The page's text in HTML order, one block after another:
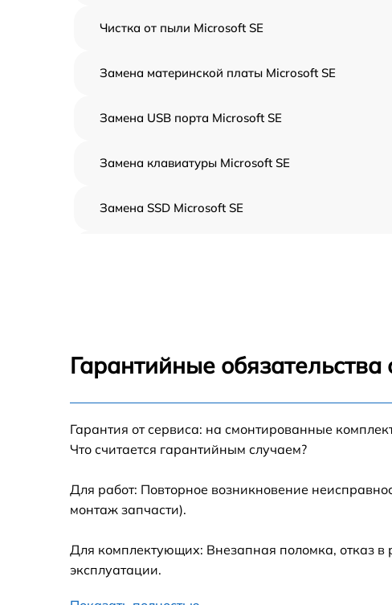
Чистка от пыли Microsoft SE
Замена материнской платы Microsoft SE
Замена USB порта Microsoft SE
Замена клавиатуры Microsoft SE
Замена SSD Microsoft SE
Замена системы охлаждения Microsoft SE
Замена тачпада Microsoft SE
Гарантийные
Гарантия от сервиса: на смонтированные
Что считается гарантийным случаем?
Для работ: Повторное возникновение
монтаж запчасти).
Для комплектующих: Внезапная поломка, отказ в
эксплуатации.